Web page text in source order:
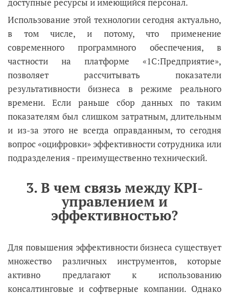
Использование этой технологии сегодня актуально,
в том числе, и потому, что применение
современного программного обеспечения, в
частности на платформе «1С:Предприятие»,
позволяет рассчитывать показатели
результативности бизнеса в режиме реального
времени. Если раньше сбор данных по таким
показателям был слишком затратным, длительным
и из-за этого не всегда оправданным, то сегодня
вопрос «оцифровки» эффективности сотрудника или
подразделения - преимущественно технический.
3. В чем связь между KPI-
управлением и
эффективностью?
Для повышения эффективности бизнеса существует
множество различных инструментов, которые
активно предлагают к использованию
консалтинговые и софтверные компании. Однако